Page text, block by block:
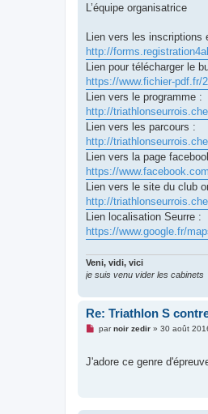
L’équipe organisatrice
Lien vers les inscriptions
http://
Lien pour télécharger le
https://www.fichier-pdf.fr/
Lien vers le programme :
http://
Lien vers les parcours :
http://
Lien vers la page
https://
Lien vers le site du club
http://
Lien localisation Seurre :
https://www.google.fr/
Veni, vidi, vici
je suis venu vider les cabinets
Re: Triathlon S
M
a
parnoir zedir» 30 août
J'adore ce genre